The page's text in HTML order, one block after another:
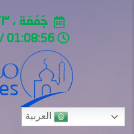
جُمُعَة ، ٢٣ صَفَر ١٤٤٨
العربية